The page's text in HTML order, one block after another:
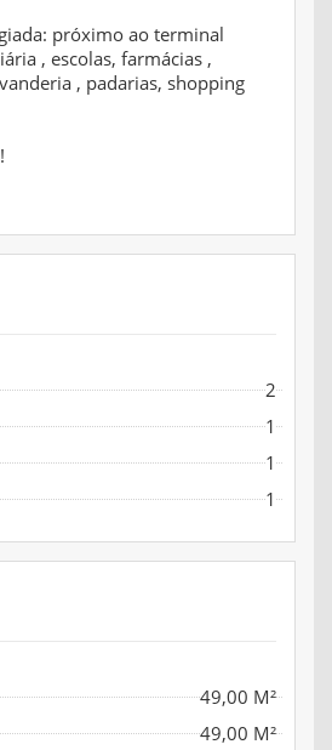
próximo ao terminal
, escolas, farmácias ,
, padarias, shopping
2
1
1
1
49,00 M²
49,00 M²